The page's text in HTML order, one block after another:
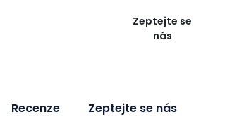
Zeptejte se
nás
Recenze Zeptejte se nás